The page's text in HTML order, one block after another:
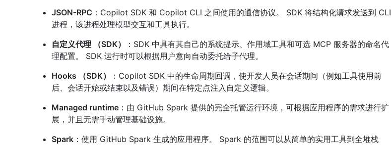
JSON-RPC ：Copilot SDK 和 Copilot CLI 之间使用的通信协议。 SDK 将结构化请求发送到 CLI
进程，该进程处理模型交互和工具执行。
自定义代理 （SDK）
：SDK 中具有其自己的系统提示、作用域工具和可选 MCP 服务器的命名代
理配置。 SDK 运行时可以根据用户意向自动委托给子代理。
Hooks （SDK）
：Copilot SDK 中的生命周期回调，使开发人员在会话期间（例如工具使用前
后、会话开始或结束以及错误）期间在特定点注入自定义逻辑。
Managed runtime ：由 GitHub Spark 提供的完全托管运行环境，可根据应用程序的需求进行扩
展，并且无需手动管理基础设施。
Spark ：使用 GitHub Spark 生成的应用程序。 Spark 的范围可以从简单的实用工具到全堆栈